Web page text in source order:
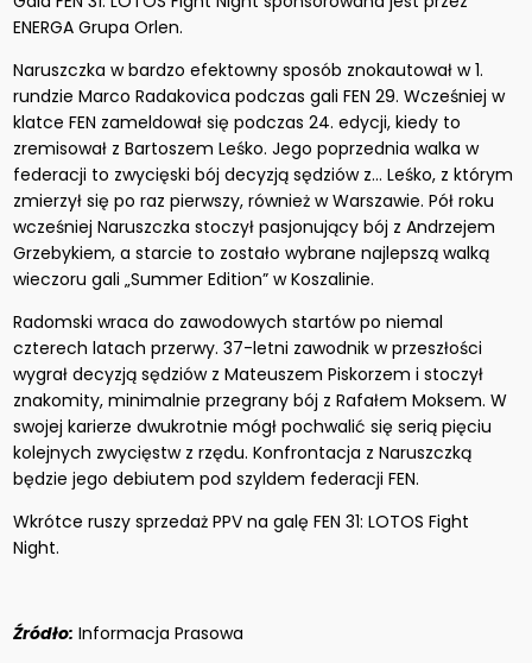
ENERGA Grupa Orlen.
Naruszczka w bardzo efektowny sposób znokautował w 1.
rundzie Marco Radakovica podczas gali FEN 29. Wcześniej w
klatce FEN zameldował się podczas 24. edycji, kiedy to
zremisował z Bartoszem Leśko. Jego poprzednia walka w
federacji to zwycięski bój decyzją sędziów z… Leśko, z którym
zmierzył się po raz pierwszy, również w Warszawie. Pół roku
wcześniej Naruszczka stoczył pasjonujący bój z Andrzejem
Grzebykiem, a starcie to zostało wybrane najlepszą walką
wieczoru gali „Summer Edition” w Koszalinie.
Radomski wraca do zawodowych startów po niemal
czterech latach przerwy. 37-letni zawodnik w przeszłości
wygrał decyzją sędziów z Mateuszem Piskorzem i stoczył
znakomity, minimalnie przegrany bój z Rafałem Moksem. W
swojej karierze dwukrotnie mógł pochwalić się serią pięciu
kolejnych zwycięstw z rzędu. Konfrontacja z Naruszczką
będzie jego debiutem pod szyldem federacji FEN.
Wkrótce ruszy sprzedaż PPV na galę FEN 31: LOTOS Fight
Night.
Źródło: Informacja Prasowa